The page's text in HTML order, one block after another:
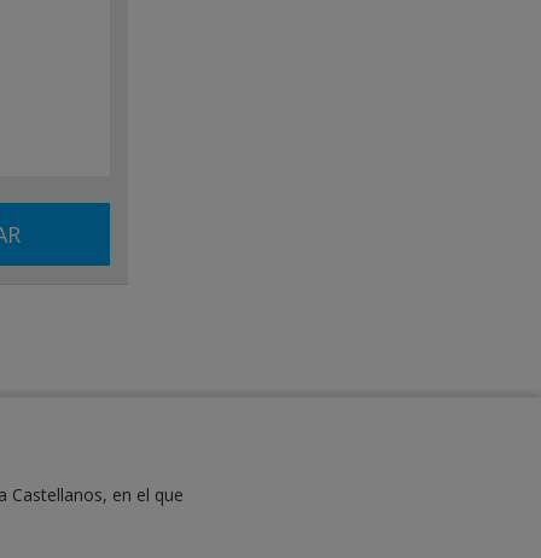
Castellanos, en el que